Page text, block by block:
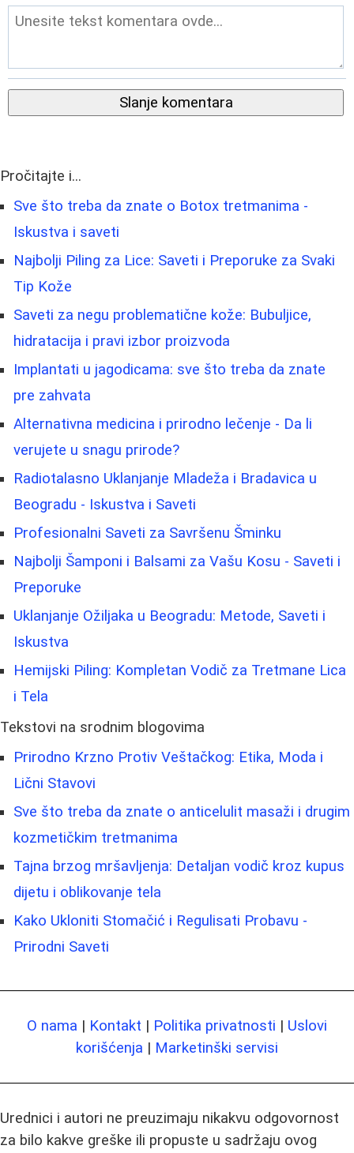
Slanje komentara
Pročitajte i...
Sve što treba da znate o Botox tretmanima -
Iskustva i saveti
Najbolji Piling za Lice: Saveti i Preporuke za Svaki
Tip Kože
Saveti za negu problematične kože: Bubuljice,
hidratacija i pravi izbor proizvoda
Implantati u jagodicama: sve što treba da znate
pre zahvata
Alternativna medicina i prirodno lečenje - Da li
verujete u snagu prirode?
Radiotalasno Uklanjanje Mladeža i Bradavica u
Beogradu - Iskustva i Saveti
Profesionalni Saveti za Savršenu Šminku
Najbolji Šamponi i Balsami za Vašu Kosu - Saveti i
Preporuke
Uklanjanje Ožiljaka u Beogradu: Metode, Saveti i
Iskustva
Hemijski Piling: Kompletan Vodič za Tretmane Lica
i Tela
Tekstovi na srodnim blogovima
Prirodno Krzno Protiv Veštačkog: Etika, Moda i
Lični Stavovi
Sve što treba da znate o anticelulit masaži i drugim
kozmetičkim tretmanima
Tajna brzog mršavljenja: Detaljan vodič kroz kupus
dijetu i oblikovanje tela
Kako Ukloniti Stomačić i Regulisati Probavu -
Prirodni Saveti
O nama | Kontakt | Politika privatnosti | Uslovi
korišćenja | Marketinški servisi
Urednici i autori ne preuzimaju nikakvu odgovornost
za bilo kakve greške ili propuste u sadržaju ovog